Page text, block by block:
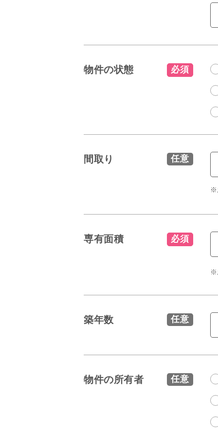
物件の状態 必須
間取り 任意
※
専有面積 必須
※
築年数 任意
物件の所有者 任意